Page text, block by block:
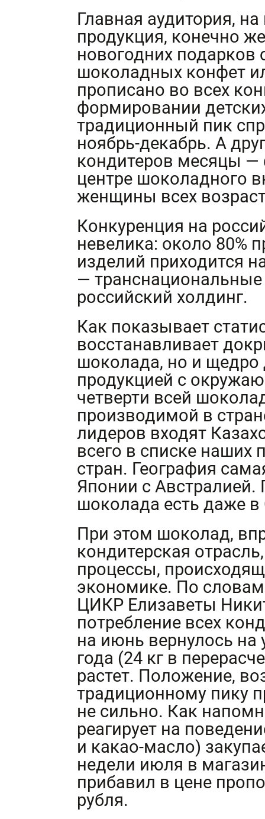
Главная аудитория,
продукция, конечно
новогодних подарков
шоколадных конфет
прописано во всех
формировании
традиционный пик
ноябрь-декабрь. А
кондитеров месяцы —
центре шоколадного
женщины всех
Конкуренция на
невелика: около 80%
изделий приходится
—
российский холдинг.
Как показывает
восстанавливает
шоколада, но и щедро
продукцией с
четверти всей
производимой в
лидеров входят
всего в списке наших
стран. География
Японии с Австралией.
шоколада есть даже
При этом шоколад,
кондитерская
процессы,
экономике. По
ЦИКР Елизаветы
потребление всех
на июнь вернулось на
года (24 кг в
растет. Положение,
традиционному пику
не сильно. Как
реагирует на
и какао-масло)
недели июля в
прибавил в цене
рубля.